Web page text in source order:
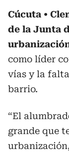
Cúcuta
de la Junta
como líder
vías y la
barrio.
“El
grande que